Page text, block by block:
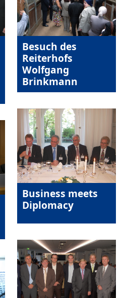
Besuch des
Reiterhofs
Wolfgang
Brinkmann
Business meets
Diplomacy